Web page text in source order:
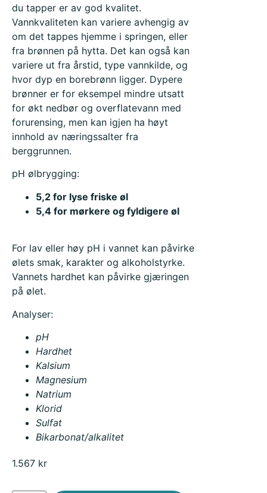
du tapper er av god kvalitet.
Vannkvaliteten kan variere avhengig av
om det tappes hjemme i springen, eller
fra brønnen på hytta. Det kan også kan
variere ut fra årstid, type vannkilde, og
hvor dyp en borebrønn ligger. Dypere
brønner er for eksempel mindre utsatt
for økt nedbør og overflatevann med
forurensing, men kan igjen ha høyt
innhold av næringssalter fra
berggrunnen.
pH ølbrygging:
5,2 for lyse friske øl
5,4 for mørkere og fyldigere øl
For lav eller høy pH i vannet kan påvirke
ølets smak, karakter og alkoholstyrke.
Vannets hardhet kan påvirke gjæringen
på ølet.
Analyser:
pH
Hardhet
Kalsium
Magnesium
Natrium
Klorid
Sulfat
Bikarbonat/alkalitet
1.567 kr